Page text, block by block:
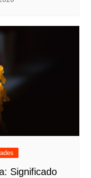
Significado